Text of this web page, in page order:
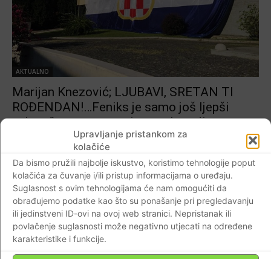
Upravljanje pristankom za
kolačiće
Da bismo pružili najbolje iskustvo, koristimo tehnologije poput
kolačića za čuvanje i/ili pristup informacijama o uređaju.
Suglasnost s ovim tehnologijama će nam omogućiti da
obrađujemo podatke kao što su ponašanje pri pregledavanju
ili jedinstveni ID-ovi na ovoj web stranici. Nepristanak ili
povlačenje suglasnosti može negativno utjecati na određene
karakteristike i funkcije.
AKTUALNO
Marijan Knezović; LJUBAVI, SRETAN TI
ROĐENDAN!…Feniks je samo još ljepši
nakon što se ponovo iz pepela rodi…
Braniteljski portal - 28.08.2022 0